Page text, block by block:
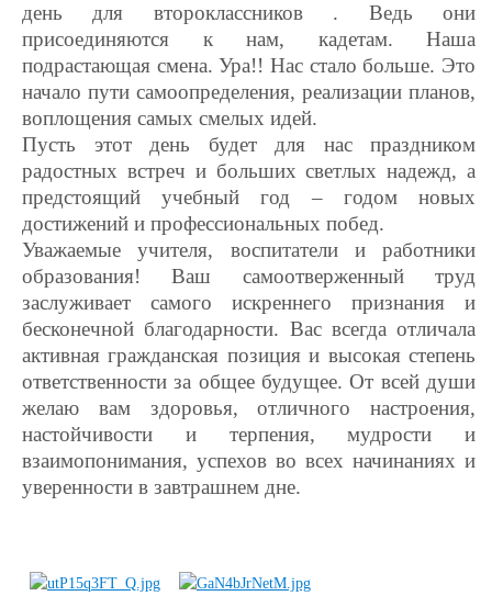
день для второклассников . Ведь они
присоединяются к нам, кадетам. Наша
подрастающая смена. Ура!! Нас стало больше. Это
начало пути самоопределения, реализации планов,
воплощения самых смелых идей.
Пусть этот день будет для нас праздником
радостных встреч и больших светлых надежд, а
предстоящий учебный год – годом новых
достижений и профессиональных побед.
Уважаемые учителя, воспитатели и работники
образования! Ваш самоотверженный труд
заслуживает самого искреннего признания и
бесконечной благодарности. Вас всегда отличала
активная гражданская позиция и высокая степень
ответственности за общее будущее. От всей души
желаю вам здоровья, отличного настроения,
настойчивости и терпения, мудрости и
взаимопонимания, успехов во всех начинаниях и
уверенности в завтрашнем дне.